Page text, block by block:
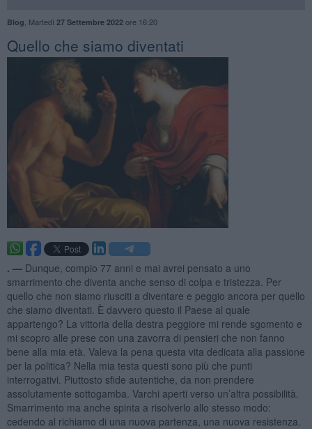
Blog Martedì 27 Settembre 2022ore 16:20
Quello che siamo diventati
. — Dunque, compio 77 anni e mai avrei pensato a uno
smarrimento che diventa anche senso di colpa e tristezza. Per
quello che non siamo riusciti a diventare e peggio ancora per quello
che siamo diventati. È davvero questo il Paese al quale
appartengo? La vittoria della destra peggiore mi rende sgomento e
mi scopro alle prese con una zavorra di pensieri che non fanno
bene alla mia età. Valeva la pena questa vita dedicata alla passione
per la politica? Nella mia testa questi sono più che punti
interrogativi. Piuttosto sfide autentiche, da non prendere
assolutamente sottogamba. Varchi aperti verso un’altra possibilità.
Smarrimento ma anche spinta a risolverlo allo stesso modo:
cedendo al richiamo di una nuova partenza, una nuova resistenza.